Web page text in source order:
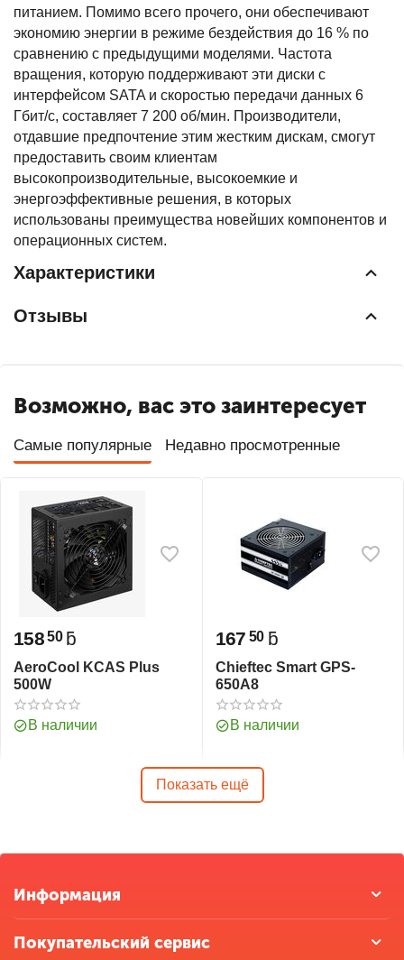
питанием. Помимо всего прочего, они обеспечивают
экономию энергии в режиме бездействия до 16 % по
сравнению с предыдущими моделями. Частота
вращения, которую поддерживают эти диски с
интерфейсом SATA и скоростью передачи данных 6
Гбит/с, составляет 7 200 об/мин. Производители,
отдавшие предпочтение этим жестким дискам, смогут
предоставить своим клиентам
высокопроизводительные, высокоемкие и
энергоэффективные решения, в которых
использованы преимущества новейших компонентов и
операционных систем.
Характеристики
Отзывы
Возможно, вас это заинтересует
Самые популярные Недавно просмотренные
158 50 ƃ
AeroCool KCAS Plus
500W
В наличии
167 50 ƃ
Chieftec Smart GPS-
650A8
В наличии
Показать ещё
Информация
Покупательский сервис